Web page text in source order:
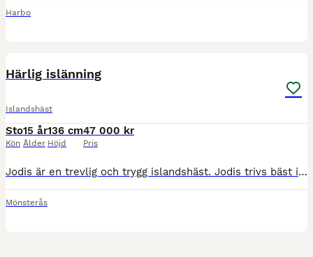
Harbo
Härlig islänning
Islandshäst
Sto
Kön
15 år
Ålder
136 cm
Höjd
47 000 kr
Pris
Jodis är en trevlig och trygg islandshäst. Jodis trivs bäst i skogen, där hon kan utforska stigarna och njuta av omgivningen. Paddocken är inte riktigt hennes grej, så hon är verkligen en *utpräglad s
Mönsterås